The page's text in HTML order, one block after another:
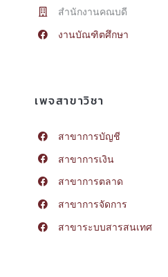
สำนักงานคณบดี
งานบัณฑิตศึกษา
เพจสาขาวิชา
สาขาการบัญชี
สาขาการเงิน
สาขาการตลาด
สาขาการจัดการ
สาขาระบบสารสนเทศ